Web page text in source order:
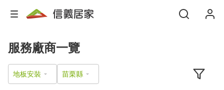
服務廠商一覽
地板安裝